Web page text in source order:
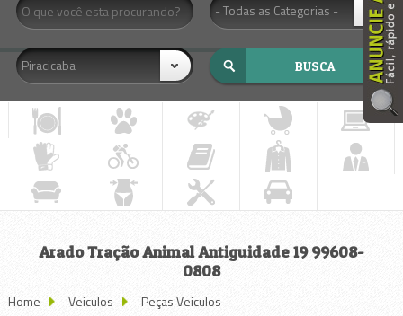
- Todas as Categorias -
Piracicaba
Arado Tração Animal Antiguidade 19 99608-
0808
Home
Veiculos Peças Veiculos